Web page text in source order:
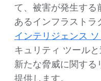
て、被害が発生す
あるインフラストラ
インテリジェンス
キュリティ ツール
新たな脅威に関する
提供します。